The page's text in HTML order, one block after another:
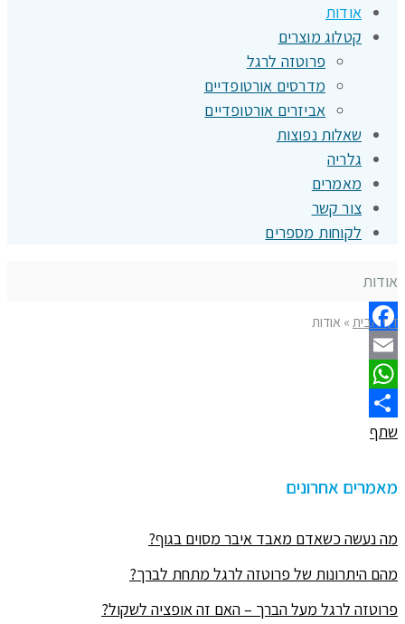
אודות
קטלוג מוצרים
פרוטזה לרגל
מדרסים אורטופדיים
אביזרים אורטופדיים
שאלות נפוצות
גלריה
מאמרים
צור קשר
לקוחות מספרים
אודות
דף הבית» אודות
Facebook
Email
WhatsApp
שתף
מאמרים אחרונים
מה נעשה כשאדם מאבד איבר מסוים בגוף?
מהם היתרונות של פרוטזה לרגל מתחת לברך?
פרוטזה לרגל מעל הברך – האם זה אופציה לשקול?